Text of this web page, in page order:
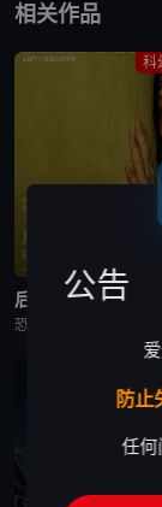
相关作品
科
后室 公告
防止
任何